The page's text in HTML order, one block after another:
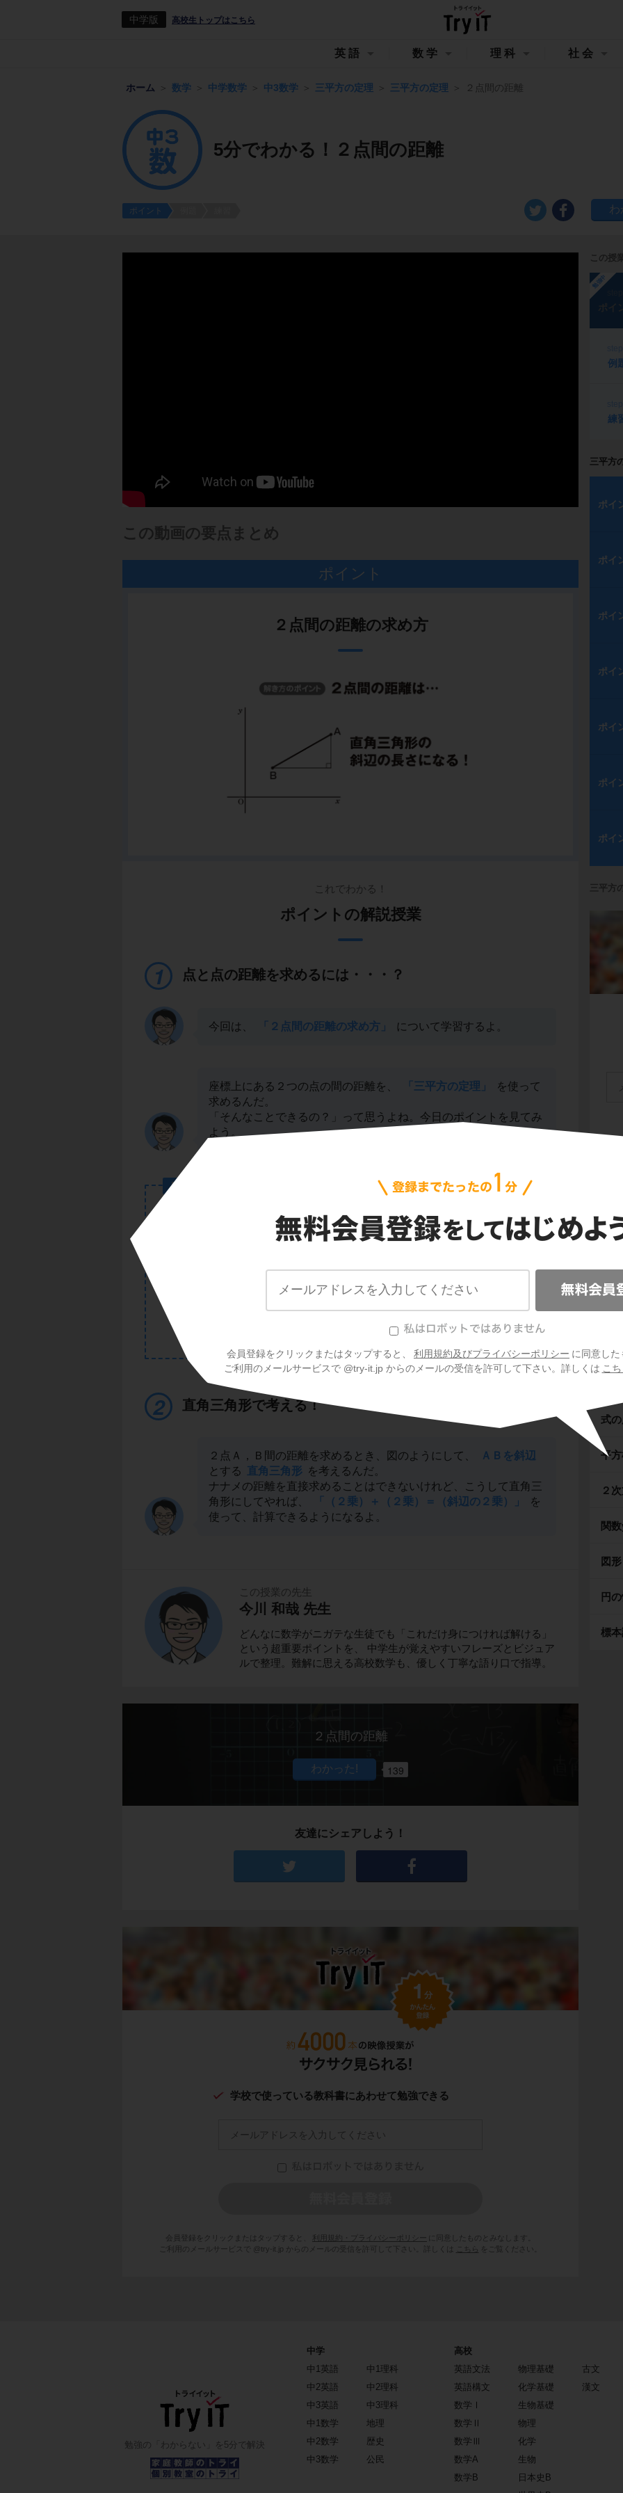
中学版 高校生トップはこちら
会員登録をクリックまたはタップすると、 利用規約及びプライバシーポリシー に同意した
ご利用のメールサービスで @try-it.jp からのメールの受信を許可して下さい。詳しくは こち
英語 数学 理科 社会
ホーム 数学 中学数学 中3数学 三平方の定理 三平方の定理 ２点間の距離
5分でわかる！２点間の距離
ポイント
この動画の要点まとめ
ポイント
２点間の距離の求め方
これでわかる！
ポイントの解説授業
点と点の距離を求めるには・・・？
今回は、 「２点間の距離の求め方」 について学習するよ。
座標上にある２つの点の間の距離を、 「三平方の定理」
を使って
求めるんだ。
「そんなことできるの？」って思うよね。今日のポイントを見てみ
よう。
POINT
直角三角形で考える！
２点Ａ，Ｂ間の距離を求めるとき、図のようにして、
ＡＢを斜辺
とする 直角三角形 を考えるんだ。
ナナメの距離を直接求めることはできないけれど、こうして直角三
角形にしてやれば、
「（２乗）＋（２乗）＝（斜辺の２乗）」
を
使って、計算できるようになるよ。
この授業の先生
今川 和哉 先生
どんなに数学がニガテな生徒でも「これだけ身につければ解ける」
という超重要ポイントを、 中学生が覚えやすいフレーズとビジュア
ルで整理。難解に思える高校数学も、優しく丁寧な語り口で指導。
２点間の距離
139
友達にシェアしよう！
学校で使っている教科書にあわせて勉強できる
会員登録をクリックまたはタップすると、 利用規約・プライバシーポリシー
に同意したものとみなします。
ご利用のメールサービスで @try-it.jp からのメールの受信を許可して下さい。詳しくは
こちら をご覧ください。
この授
勉強中
例
練
三平方
ポイ
ポイ
ポイ
ポイ
ポイ
ポイ
ポイ
三平方
会
ご
信
式
平
２
関
図
円
標
勉強の「わからない」を5分で解決
中学
中1英語
中2英語
中3英語
中1数学
中2数学
中3数学
中1理科
中2理科
中3理科
地理
歴史
公民
高校
英語文法
英語構文
数学Ⅰ
数学Ⅱ
数学Ⅲ
数学A
数学B
物理基礎
化学基礎
生物基礎
物理
化学
生物
日本史B
古文
漢文